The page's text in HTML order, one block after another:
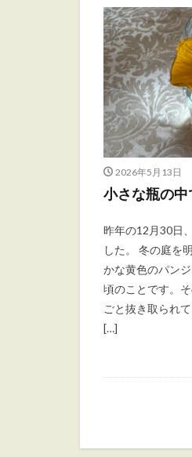
2026年5月13日
小さな瓶の
昨年の12月30日
した。 冬の庭を
かな黄色のパン
頃のことです。
ごと抜き取られ
[…]